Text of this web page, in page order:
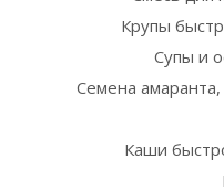
Крупы
Супы и
Семена
Каши